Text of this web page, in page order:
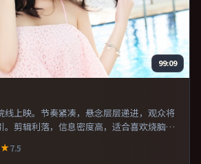
99:09
线上映。节奏紧凑，悬念层层递进，观众将
。剪辑利落，信息密度高，适合喜欢烧脑与
意味深长，值得二刷细品台词与构图。
7.5